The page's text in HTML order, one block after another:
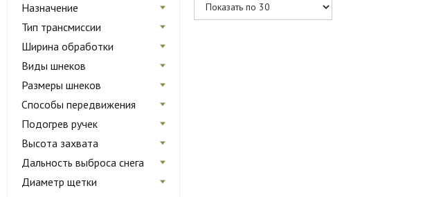
Назначение
Тип трансмиссии
Ширина обработки
Виды шнеков
Размеры шнеков
Способы передвижения
Подогрев ручек
Высота захвата
Дальность выброса снега
Диаметр щетки